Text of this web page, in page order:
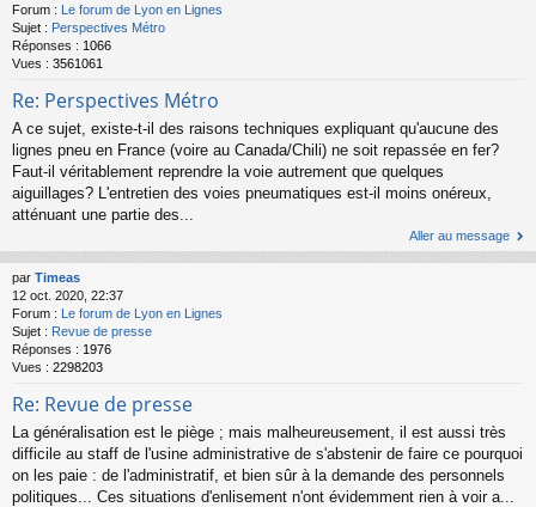
Forum : Le forum de Lyon en Lignes
Sujet : Perspectives Métro
Réponses : 1066
Vues : 3561061
Re: Perspectives Métro
A ce sujet, existe-t-il des raisons techniques expliquant qu'aucune des
lignes pneu en France (voire au Canada/Chili) ne soit repassée en fer?
Faut-il véritablement reprendre la voie autrement que quelques
aiguillages? L'entretien des voies pneumatiques est-il moins onéreux,
atténuant une partie des...
Aller au message
par Timeas
12 oct. 2020, 22:37
Forum : Le forum de Lyon en Lignes
Sujet : Revue de presse
Réponses : 1976
Vues : 2298203
Re: Revue de presse
La généralisation est le piège ; mais malheureusement, il est aussi très
difficile au staff de l'usine administrative de s'abstenir de faire ce pourquoi
on les paie : de l'administratif, et bien sûr à la demande des personnels
politiques... Ces situations d'enlisement n'ont évidemment rien à voir a...